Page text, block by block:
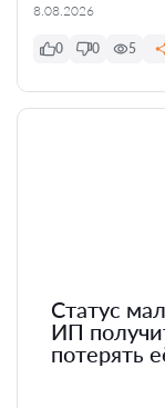
8.08.2026
0 0 5
Статус
ИП
потерять